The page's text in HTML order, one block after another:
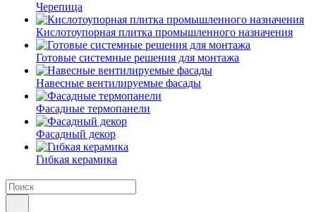
Черепица
Кислотоупорная плитка промышленного назначения
Готовые системные решения для монтажа
Навесные вентилируемые фасады
Фасадные термопанели
Фасадный декор
Гибкая керамика